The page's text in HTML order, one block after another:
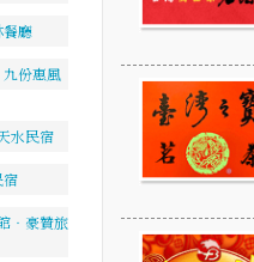
廳
份惠風
水民宿
‧豪贊旅